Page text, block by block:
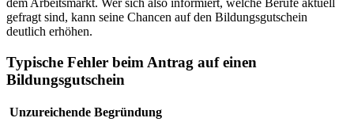
dem Arbeitsmarkt. Wer sich also informiert, welche Berufe aktuell
gefragt sind, kann seine Chancen auf den Bildungsgutschein
deutlich erhöhen.
Typische Fehler beim Antrag auf einen
Bildungsgutschein
Unzureichende Begründung